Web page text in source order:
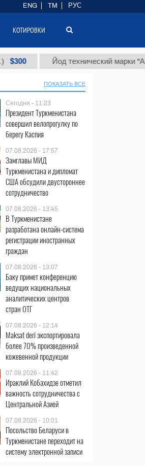
Йод технический марки "А" (т.)
ПОКАЗАТЬ ВСЕ
Сегодня - 11:23
Президент Туркменистана
совершил велопрогулку по
берегу Каспия
07.08.2026 - 17:57
Замглавы МИД
Туркменистана и дипломат
США обсудили двустороннее
сотрудничество
07.08.2026 - 13:45
В Туркменистане
разработана онлайн-система
регистрации иностранных
граждан
07.08.2026 - 13:07
Баку примет конференцию
ведущих национальных
аналитических центров
стран ОТГ
07.08.2026 - 12:14
Maksat deri экспортировала
более 70% произведенной
кожевенной продукции
07.08.2026 - 11:42
Ираклий Кобахидзе отметил
важность сотрудничества с
Центральной Азией
07.08.2026 - 10:01
Посольство Беларуси в
Туркменистане переходит на
систему электронной записи
ENG TM РУС
КОТИРОВКИ